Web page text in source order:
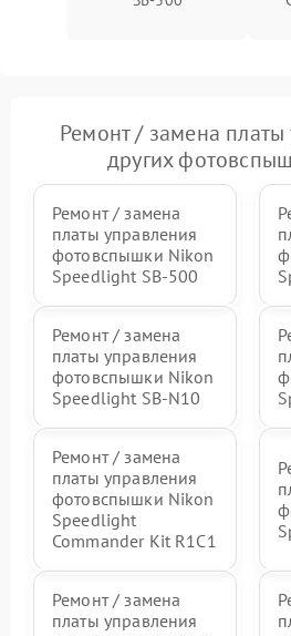
Ремонт / замена
других
Ремонт / замена
платы управления
фотовспышки Nikon
Speedlight SB-500
Ремонт / замена
платы управления
фотовспышки Nikon
Speedlight SB-N10
Ремонт / замена
платы управления
фотовспышки Nikon
Speedlight
Commander Kit R1C1
Ремонт / замена
платы управления